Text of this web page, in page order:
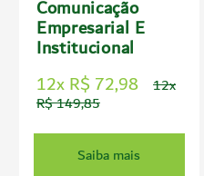
Comunicação
Empresarial E
Institucional
12x R$ 72,98
12x
R$ 149,85
Saiba mais